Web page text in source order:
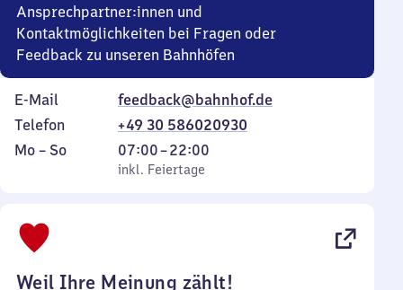
Ansprechpartner:innen und
Kontaktmöglichkeiten bei Fragen oder
Feedback zu unseren Bahnhöfen
E-Mail
feedback@bahnhof.de
Telefon
+49 30 586020930
Montag
Mo – So,
inkl. Feiertage
07:00–22:00
Von
7
inkl. Feiertage
Weil Ihre Meinung zählt!